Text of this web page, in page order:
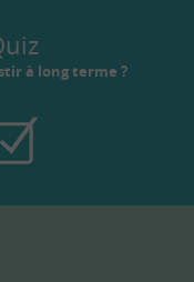
à long terme ?